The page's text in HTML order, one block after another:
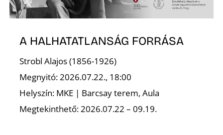
A HALHATATLANSÁG FORRÁSA
Strobl Alajos (1856-1926)
Megnyitó: 2026.07.22., 18:00
Helyszín: MKE | Barcsay terem, Aula
Megtekinthető: 2026.07.22 – 09.19.